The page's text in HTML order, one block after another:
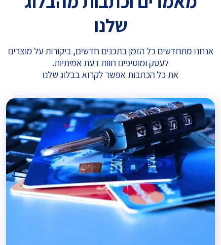
שלנו
אנחנו מתחדשים כל הזמן בתכנים חדשים, ביקורות על מוצרים
לעסק ומוסיפים חוות דעת אמיתיות.
את כל הכתבות אפשר לקרוא בבלוג שלנו